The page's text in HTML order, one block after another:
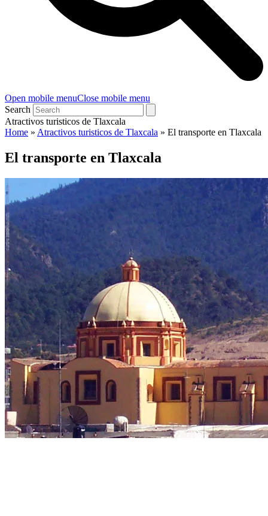
Open mobile menuClose mobile menu
Search
Atractivos turisticos de Tlaxcala
Home » Atractivos turisticos de Tlaxcala » El transporte en Tlaxcala
El transporte en Tlaxcala